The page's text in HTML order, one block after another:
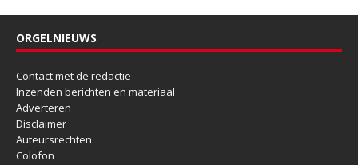
ORGELNIEUWS
Contact met de redactie
Inzenden berichten en materiaal
Adverteren
Disclaimer
Auteursrechten
Colofon